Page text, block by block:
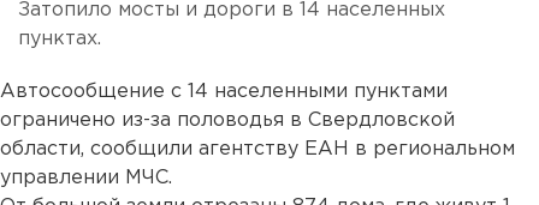
Затопило мосты и дороги в 14 населенных
пунктах.
Автосообщение с 14 населенными пунктами
ограничено из-за половодья в Свердловской
области, сообщили агентству ЕАН в региональном
управлении МЧС.